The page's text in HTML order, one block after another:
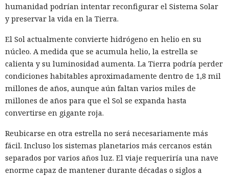
humanidad podrían intentar reconfigurar el Sistema Solar
y preservar la vida en la Tierra.
El Sol actualmente convierte hidrógeno en helio en su
núcleo. A medida que se acumula helio, la estrella se
calienta y su luminosidad aumenta. La Tierra podría perder
condiciones habitables aproximadamente dentro de 1,8 mil
millones de años, aunque aún faltan varios miles de
millones de años para que el Sol se expanda hasta
convertirse en gigante roja.
Reubicarse en otra estrella no será necesariamente más
fácil. Incluso los sistemas planetarios más cercanos están
separados por varios años luz. El viaje requeriría una nave
enorme capaz de mantener durante décadas o siglos a